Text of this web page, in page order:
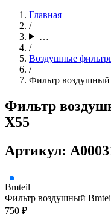
Главная
/
…
/
Воздушные
/
Фильтр
Фильтр
X55
Артикул:
Bmteil
Фильтр воздушный
750 ₽